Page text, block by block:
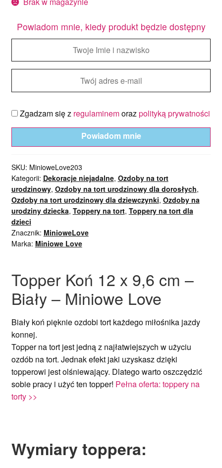
Powiadom mnie, kiedy produkt będzie dostępny
Zgadzam się z regulaminemorazpolityką prywatności
Powiadom mnie
SKU: MinioweLove203
Kategorii: Dekoracje niejadalne, Ozdoby na tort
urodzinowy, Ozdoby na tort urodzinowy dla dorosłych,
Ozdoby na tort urodzinowy dla dziewczynki, Ozdoby na
urodziny dziecka, Toppery na tort, Toppery na tort dla
dzieci
Znacznik: MinioweLove
Marka: Miniowe Love
Topper Koń 12 x 9,6 cm –
Biały – Miniowe Love
Biały koń pięknie ozdobi tort każdego miłośnika jazdy
konnej.
Topper na tort jest jedną z najłatwiejszych w użyciu
ozdób na tort. Jednak efekt jaki uzyskasz dzięki
topperowi jest olśniewający. Dlatego warto oszczędzić
sobie pracy i użyć ten topper! Pełna oferta: toppery na
torty >>
Wymiary toppera: